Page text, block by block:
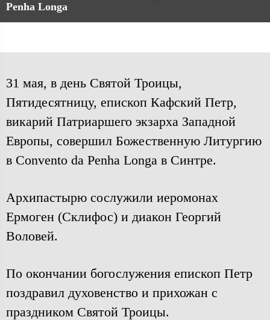
Penha Longa
31 мая, в день Святой Троицы,
Пятидесятницу, епископ Кафский Петр,
викарий Патриаршего экзарха Западной
Европы, совершил Божественную Литургию
в Convento da Penha Longa в Синтре.
Архипастырю сослужили иеромонах
Ермоген (Склифос) и диакон Георгий
Воловей.
По окончании богослужения епископ Петр
поздравил духовенство и прихожан с
праздником Святой Троицы.